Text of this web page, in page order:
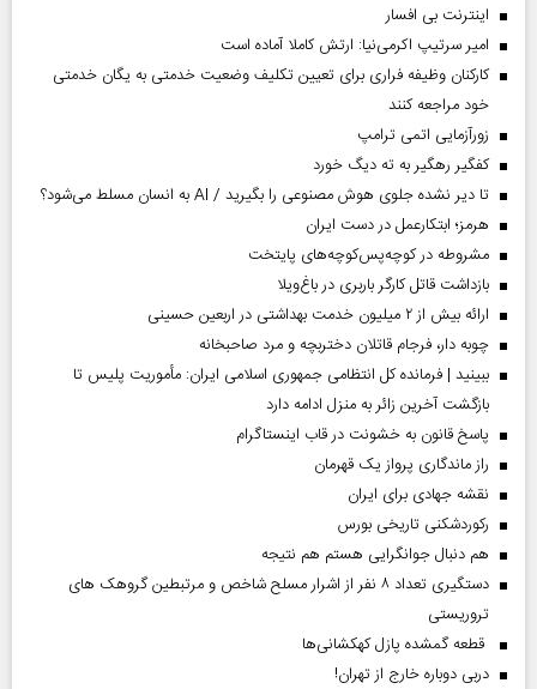
اینترنت بی افسار
امیر سرتیپ اکرمی‌نیا: ارتش کاملا آماده است
کارکنان وظیفه فراری برای تعیین تکلیف وضعیت خدمتی به یگان خدمتی
خود مراجعه کنند
زورآزمایی اتمی ترامپ
کفگیر رهگیر به ته دیگ خورد
تا دیر نشده جلوی هوش مصنوعی را بگیرید / AI به انسان مسلط می‌شود؟
هرمز؛ ابتکارعمل در دست ایران
مشروطه در کوچه‌پس‌کوچه‌های پایتخت
بازداشت قاتل کارگر باربری در باغ‌ویلا
ارائه بیش از ۲ میلیون خدمت بهداشتی در اربعین حسینی
چوبه دار، فرجام قاتلان دختربچه و مرد صاحبخانه
ببینید | فرمانده کل انتظامی جمهوری اسلامی ایران­: مأموریت پلیس تا
بازگشت آخرین زائر به منزل ادامه دارد
پاسخ قانون به خشونت در قاب اینستاگرام
راز ماندگاری پرواز یک قهرمان
نقشه جهادی برای ایران
رکوردشکنی تاریخی بورس
هم دنبال جوانگرایی هستم هم نتیجه
دستگیری تعداد ۸ نفر از اشرار مسلح شاخص و مرتبطین گروهک های
تروریستی
قطعه گمشده پازل کهکشانی‌ها
دربی دوباره خارج از تهران!